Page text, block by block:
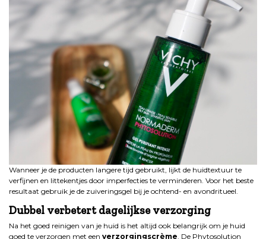
Wanneer je de producten langere tijd gebruikt, lijkt de huidtextuur te
verfijnen en littekentjes door imperfecties te verminderen. Voor het beste
resultaat gebruik je de zuiveringsgel bij je ochtend- en avondritueel.
Dubbel verbetert dagelijkse verzorging
Na het goed reinigen van je huid is het altijd ook belangrijk om je huid
goed te verzorgen met een verzorgingscrème . De Phytosolution